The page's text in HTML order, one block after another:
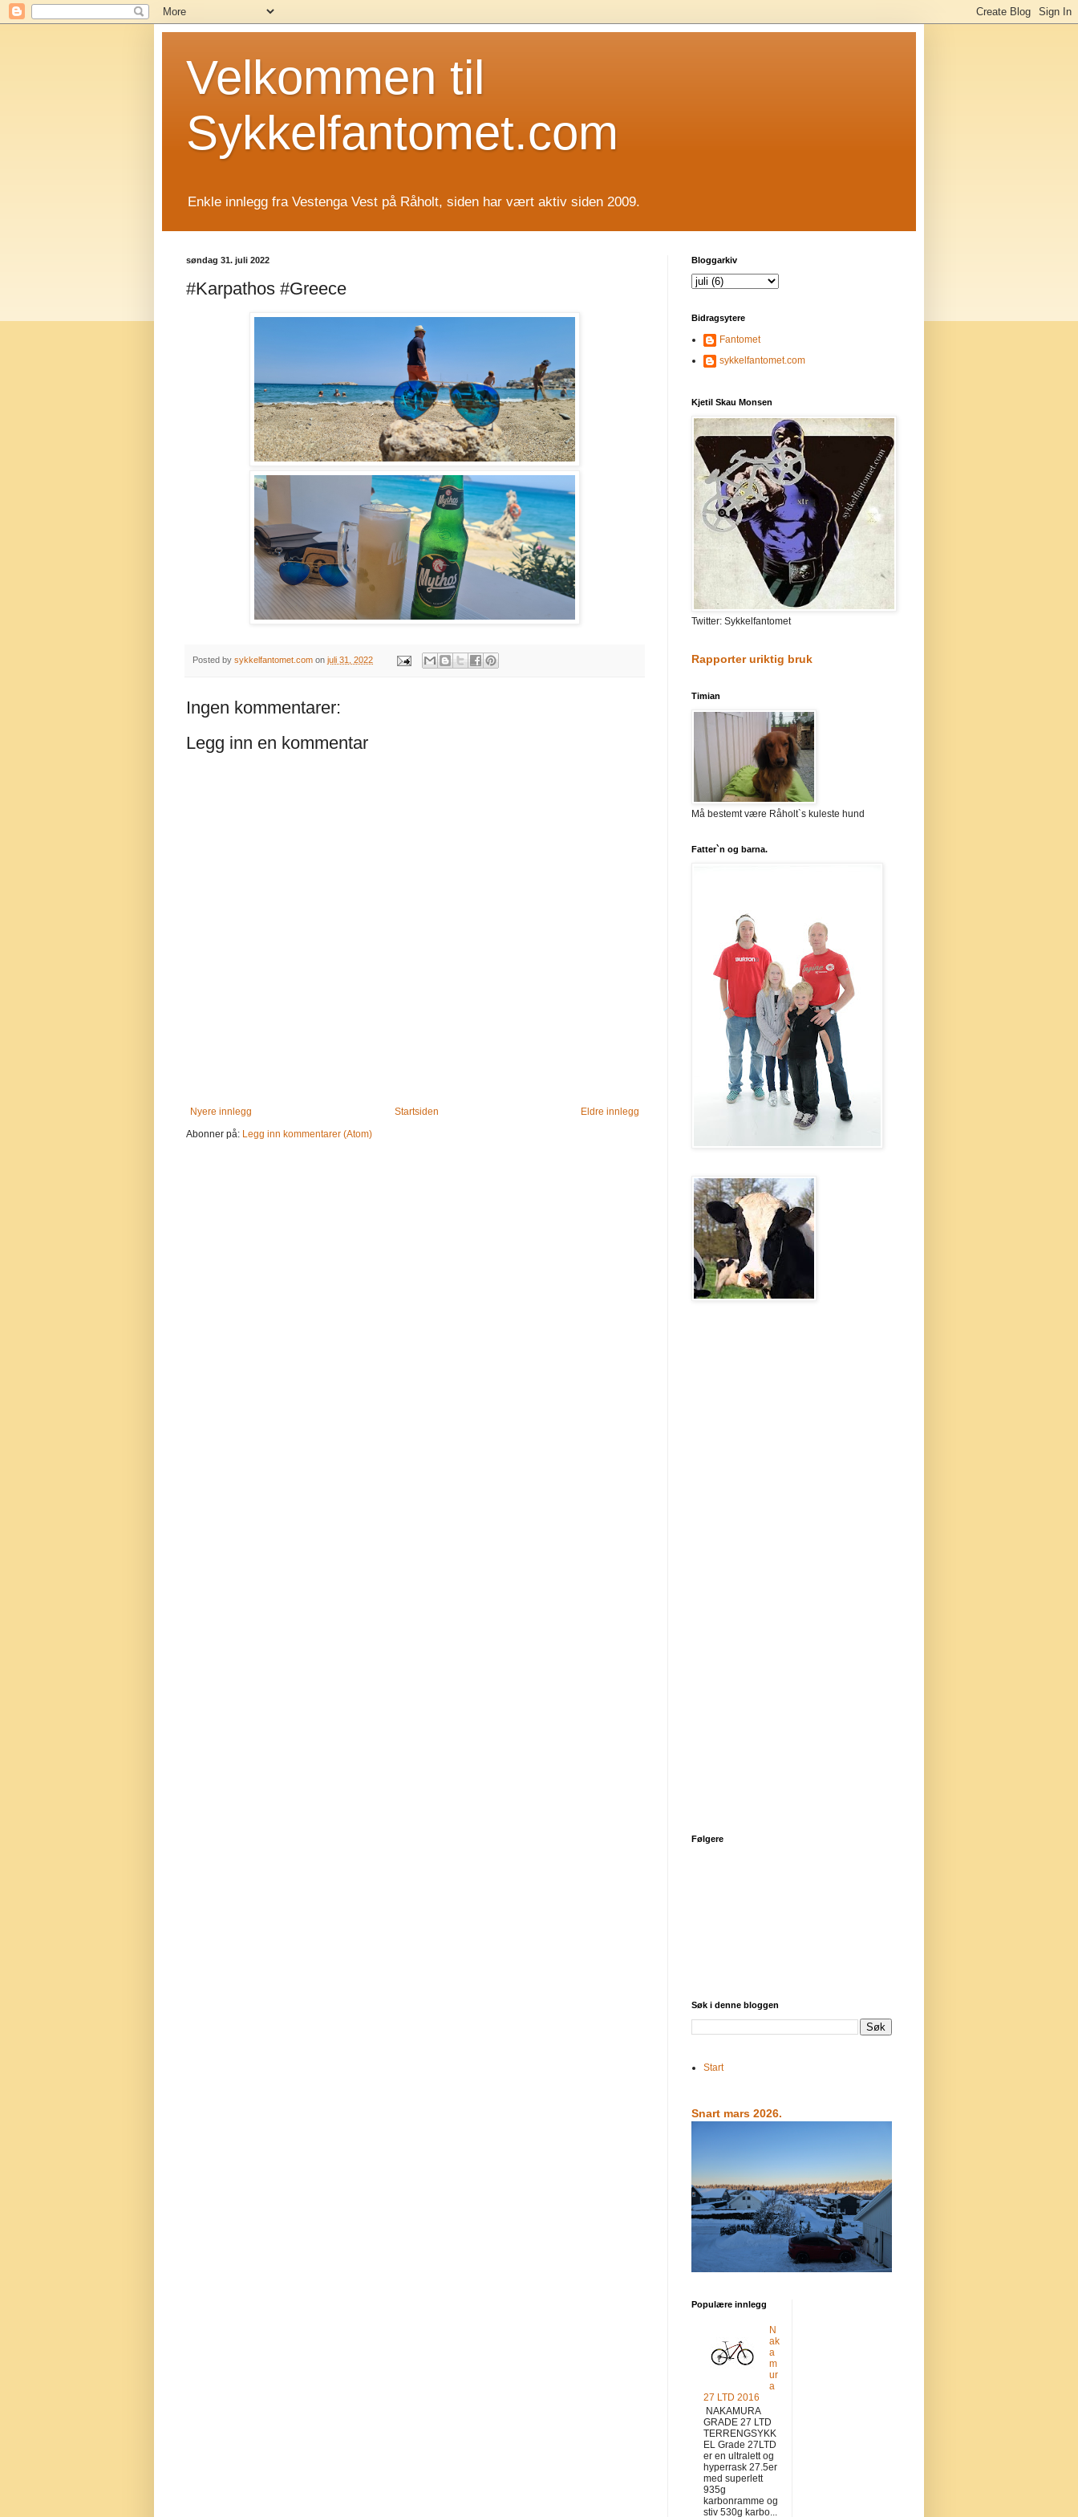
Velkommen til
Sykkelfantomet.com
Enkle innlegg fra Vestenga Vest på Råholt, siden har vært aktiv siden 2009.
søndag 31. juli 2022
#Karpathos #Greece
Posted by sykkelfantomet.com on juli 31, 2022
Ingen kommentarer:
Legg inn en kommentar
Nyere innlegg Eldre innlegg
Startsiden
Abonner på: Legg inn kommentarer (Atom)
Bloggarkiv
Bidragsytere
Fantomet
sykkelfantomet.com
Kjetil Skau Monsen
Twitter: Sykkelfantomet
Rapporter uriktig bruk
Timian
Må bestemt være Råholt`s kuleste hund
Fatter`n og barna.
Følgere
Søk i denne bloggen
Start
Snart mars 2026.
Populære innlegg
N
ak
a
m
ur
a
27 LTD 2016
NAKAMURA
GRADE 27 LTD
TERRENGSYKK
EL Grade 27LTD
er en ultralett og
hyperrask 27.5er
med superlett
935g
karbonramme og
stiv 530g karbo...